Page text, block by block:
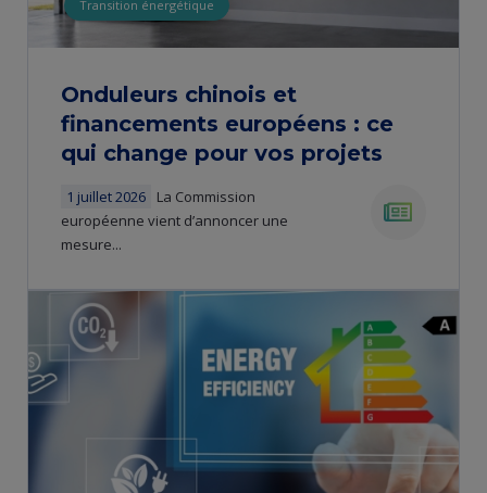
Transition énergétique
​​Onduleurs chinois et
financements européens : ce
qui change pour vos projets
1 juillet 2026
​La Commission
européenne vient d’annoncer une
mesure...